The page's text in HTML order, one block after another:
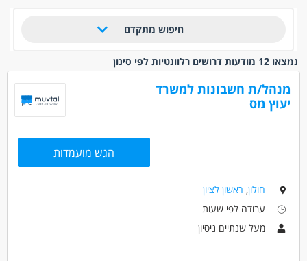
חיפוש מתקדם
נמצאו 12 מודעות דרושים רלוונטיות לפי סינון
מנהל/ת חשבונות למשרד
יעוץ מס
הגש מועמדות
חולון, ראשון לציון
עבודה לפי שעות
מעל שנתיים ניסיון